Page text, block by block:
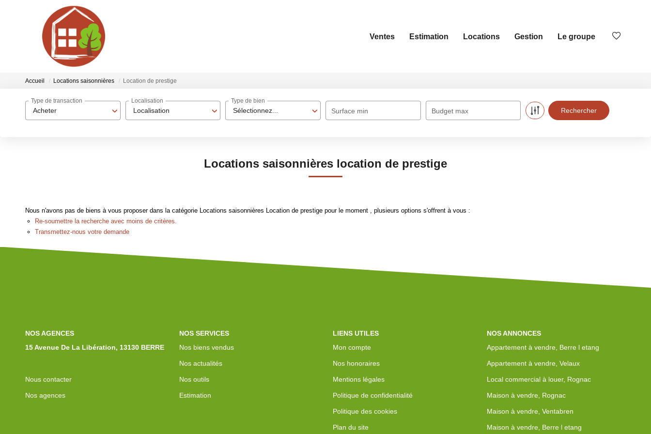
Ventes Estimation Locations Gestion Le groupe
Accueil Locations saisonnières Location de prestige
Acheter
Type de transaction
Localisation
Localisation
Sélectionnez...
Type de bien
Surface min Budget max
Locations saisonnières location de prestige
Nous n'avons pas de biens à vous proposer dans la catégorie Locations saisonnières Location de prestige pour le moment , plusieurs options s'offrent à vous :
Re-soumettre la recherche avec moins de critères.
Transmettez-nous votre demande
NOS AGENCES
15 Avenue De La Libération, 13130 BERRE
Nous contacter
Nos agences
NOS SERVICES
Nos biens vendus
Nos actualités
Nos outils
Estimation
LIENS UTILES
Mon compte
Nos honoraires
Mentions légales
Politique de confidentialité
Politique des cookies
Plan du site
NOS ANNONCES
Appartement à vendre, Berre l etang
Appartement à vendre, Velaux
Local commercial à louer, Rognac
Maison à vendre, Rognac
Maison à vendre, Ventabren
Maison à vendre, Berre l etang